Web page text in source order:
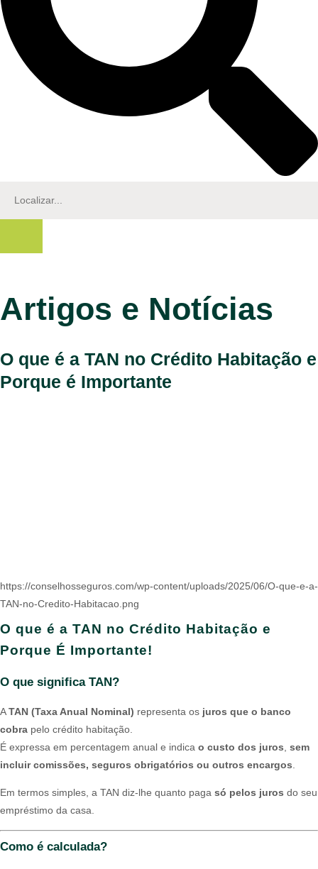
Artigos e Notícias
O que é a TAN no Crédito Habitação e
Porque é Importante
https://conselhosseguros.com/wp-content/uploads/2025/06/O-que-e-a-
TAN-no-Credito-Habitacao.png
O que é a TAN no Crédito Habitação e
Porque É Importante!
O que significa TAN?
ATAN (Taxa Anual Nominal) representa os juros que o banco
cobra pelo crédito habitação.
É expressa em percentagem anual e indica o custo dos juros sem
incluir comissões, seguros obrigatórios ou outros encargos
Em termos simples, a TAN diz-lhe quanto paga só pelos juros do seu
empréstimo da casa.
Como é calculada?